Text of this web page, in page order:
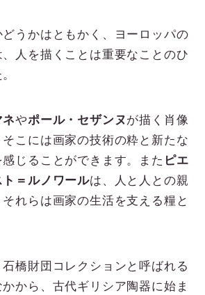
うかはともかく、ヨーロッパの
人を描くことは重要なことのひ
ネやポール・セザンヌが描く肖像
こには画家の技術の粋と新たな
じることができます。また ピエ
＝ルノワールは、人と人との親
れらは画家の生活を支える糧と
橋財団コレクションと呼ばれる
から、古代ギリシア陶器に始ま